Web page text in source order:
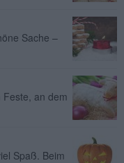
Sache –
an dem
Spaß. Beim